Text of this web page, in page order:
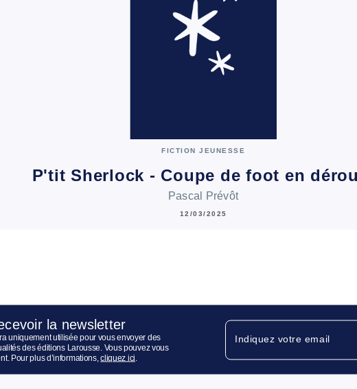
FICTION JEUNESSE
P'tit Sherlock - Coupe de foot en
Pascal Prévôt
12/03/2025
la newsletter
uniquement utilisée pour vous envoyer des
des éditions Larousse. Vous pouvez vous
Pour plus d’informations,cliquez ici.
Indiquez votre email